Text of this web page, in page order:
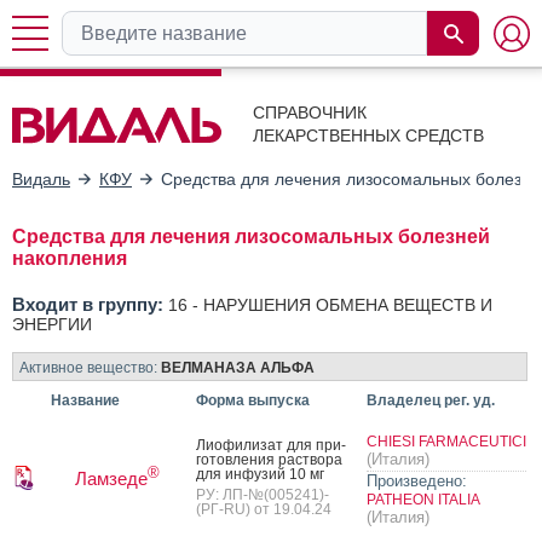
СПРАВОЧНИК
ЛЕКАРСТВЕННЫХ СРЕДСТВ
Видаль КФУ Средства для лечения лизосомальных
Средства для лечения лизосомальных болезней
накопления
Входит в группу: 16 - НАРУШЕНИЯ ОБМЕНА ВЕЩЕСТВ И
ЭНЕРГИИ
Активное вещество: ВЕЛМАНАЗА АЛЬФА
Название
Форма выпуска Владелец рег. уд.
Ламзеде®
Ли­офи­лизат для при­
готов­ле­ния рас­тво­ра
для ин­фу­зий 10 мг
РУ: ЛП-№(005241)-
(РГ-RU) от 19.04.24
CHIESI FARMACEUTICI
(Италия)
Произведено:
PATHEON ITALIA
(Италия)